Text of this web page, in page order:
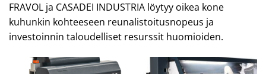
FRAVOL ja CASADEI INDUSTRIA löytyy oikea kone
kuhunkin kohteeseen reunalistoitusnopeus ja
investoinnin taloudelliset resurssit huomioiden.